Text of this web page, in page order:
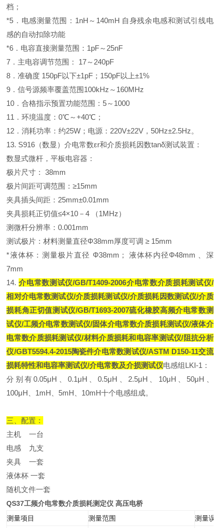
档；
*5．电感测量范围：1nH～140mH 自身残余电感和测试引线电
感的自动扣除功能
*6．电容直接测量范围：1pF～25nF
7．主电容调节范围： 17～240pF
8．准确度 150pF以下±1pF；150pF以上±1%
9．信号源频率覆盖范围100kHz～160MHz
10．合格指示预置功能范围：5～1000
11．环境温度：0℃～+40℃；
12．消耗功率：约25W；电源：220V±22V，50Hz±2.5Hz。
13. S916（数显）介电常数εr和介质损耗因数tanδ测试装置：
数显式微杆，平板电容器：
极片尺寸： 38mm
极片间距可调范围：≥15mm
夹具插头间距：25mm±0.01mm
夹具损耗正切值≤4×10－4 （1MHz）
测微杆分辨率：0.001mm
测试极片：材料测量直径Φ38mm厚度可调 ≥ 15mm
*液体杯：测量极片直径 Φ38mm； 液体杯内径Φ48mm 、深
7mm
14.介电常数测试仪/GB/T1409-2006介电常数介质损耗测试仪/
相对介电常数测试仪/介质损耗测试仪/介质损耗因数测试仪/介质
损耗角正切值测试仪/GB/T1693-2007硫化橡胶高频介电常数测
试仪/工频介电常数测试仪/固体介电常数介质损耗测试仪/液体介
电常数介质损耗测试仪/材料介质损耗和电容率测试仪/阻抗分析
仪/GBT5594.4-2015陶瓷件介电常数测试仪/ASTM D150-11交流
损耗特性和电容率测试仪/介电常数及介损测试仪电感组LKI-1：
分别有0.05μH、0.1μH、0.5μH、2.5μH、10μH、50μH、
100μH、1mH、5mH、10mH十个电感组成。
三、配置：
主机 一台
电感 九支
夹具 一套
液体杯 一套
随机文件一套
QS37工频介电常数介质损耗测定仪 高压电桥
测量项目
测量范围
测量误